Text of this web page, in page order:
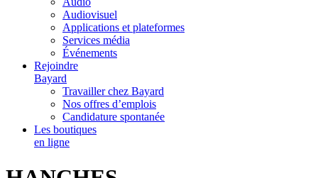
Audiovisuel
Applications et plateformes
Services média
Événements
Rejoindre
Bayard
Travailler chez Bayard
Nos offres d’emplois
Candidature spontanée
Les boutiques
en ligne